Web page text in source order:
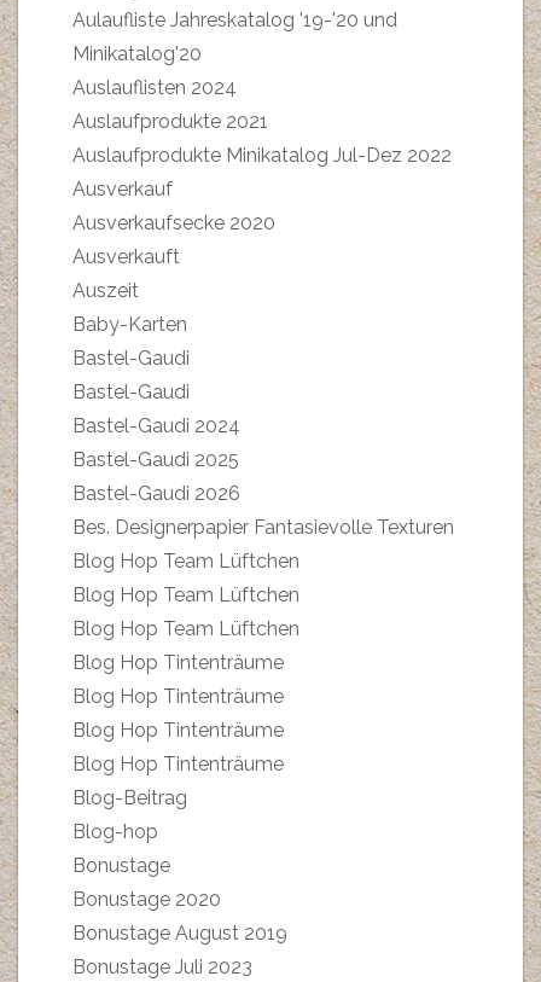
Aulaufliste Jahreskatalog '19-'20 und
Minikatalog'20
Auslauflisten 2024
Auslaufprodukte 2021
Auslaufprodukte Minikatalog Jul-Dez 2022
Ausverkauf
Ausverkaufsecke 2020
Ausverkauft
Auszeit
Baby-Karten
Bastel-Gaudi
Bastel-Gaudi
Bastel-Gaudi 2024
Bastel-Gaudi 2025
Bastel-Gaudi 2026
Bes. Designerpapier Fantasievolle Texturen
Blog Hop Team Lüftchen
Blog Hop Team Lüftchen
Blog Hop Team Lüftchen
Blog Hop Tintenträume
Blog Hop Tintenträume
Blog Hop Tintenträume
Blog Hop Tintenträume
Blog-Beitrag
Blog-hop
Bonustage
Bonustage 2020
Bonustage August 2019
Bonustage Juli 2023